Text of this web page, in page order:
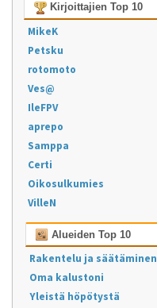
Kirjoittajien Top 10
MikeK
Petsku
rotomoto
Ves@
IleFPV
aprepo
Samppa
Certi
Oikosulkumies
VilleN
Alueiden Top 10
Rakentelu ja säätäminen
Oma kalustoni
Yleistä höpötystä